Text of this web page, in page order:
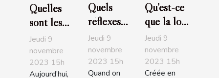
Quelles
sont les
entreprises
les plus
généreuses
Jeudi 9
novembre
2023 15h
Aujourd’hui,
Quels
réflexes
avoir
quand on
est à la
Jeudi 9
novembre
2023 15h
Quand on
Qu’est-ce
que la loi
Pinel ?
L'essentiel
à savoir
Jeudi 9
novembre
2023 15h
Créée en